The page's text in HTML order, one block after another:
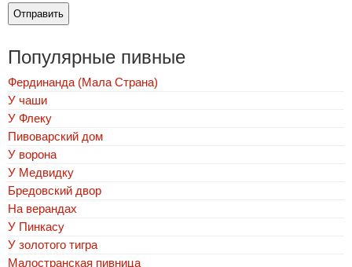
Популярные пивные
Фердинанда (Мала Страна)
У чаши
У Флеку
Пивоварский дом
У ворона
У Медвидку
Бредовский двор
На верандах
У Пинкасу
У золотого тигра
Малостранская пивница